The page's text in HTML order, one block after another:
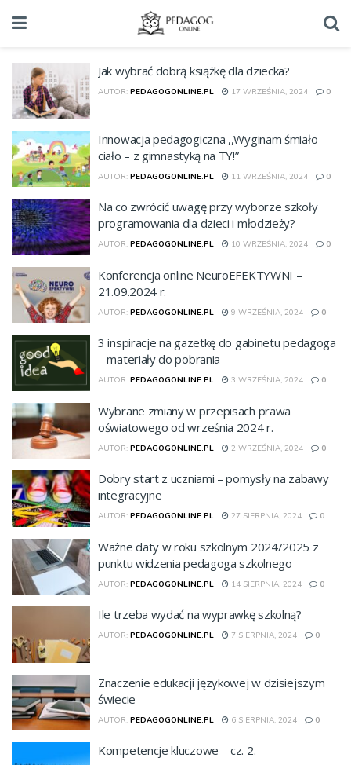
Jak wybrać dobrą książkę dla dziecka?
AUTOR: PEDAGOGONLINE.PL 17 WRZEŚNIA, 2024 0
Innowacja pedagogiczna ,,Wyginam śmiało
ciało – z gimnastyką na TY!”
AUTOR: PEDAGOGONLINE.PL 11 WRZEŚNIA, 2024 0
Na co zwrócić uwagę przy wyborze szkoły
programowania dla dzieci i młodzieży?
AUTOR: PEDAGOGONLINE.PL 10 WRZEŚNIA, 2024 0
Konferencja online NeuroEFEKTYWNI –
21.09.2024 r.
AUTOR: PEDAGOGONLINE.PL 9 WRZEŚNIA, 2024 0
3 inspiracje na gazetkę do gabinetu pedagoga
– materiały do pobrania
AUTOR: PEDAGOGONLINE.PL 3 WRZEŚNIA, 2024 0
Wybrane zmiany w przepisach prawa
oświatowego od września 2024 r.
AUTOR: PEDAGOGONLINE.PL 2 WRZEŚNIA, 2024 0
Dobry start z uczniami – pomysły na zabawy
integracyjne
AUTOR: PEDAGOGONLINE.PL 27 SIERPNIA, 2024 0
Ważne daty w roku szkolnym 2024/2025 z
punktu widzenia pedagoga szkolnego
AUTOR: PEDAGOGONLINE.PL 14 SIERPNIA, 2024 0
Ile trzeba wydać na wyprawkę szkolną?
AUTOR: PEDAGOGONLINE.PL 7 SIERPNIA, 2024 0
Znaczenie edukacji językowej w dzisiejszym
świecie
AUTOR: PEDAGOGONLINE.PL 6 SIERPNIA, 2024 0
Kompetencje kluczowe – cz. 2.